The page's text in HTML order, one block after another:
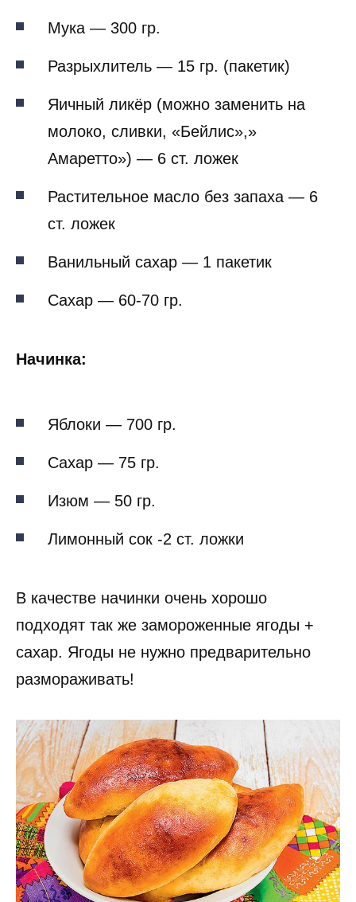
Мука — 300 гр.
Разрыхлитель — 15 гр. (пакетик)
Яичный ликёр (можно заменить на
молоко, сливки, «Бейлис»,»
Амаретто») — 6 ст. ложек
Растительное масло без запаха — 6
ст. ложек
Ванильный сахар — 1 пакетик
Сахар — 60-70 гр.
Начинка:
Яблоки — 700 гр.
Сахар — 75 гр.
Изюм — 50 гр.
Лимонный сок -2 ст. ложки
В качестве начинки очень хорошо
подходят так же замороженные ягоды +
сахар. Ягоды не нужно предварительно
размораживать!